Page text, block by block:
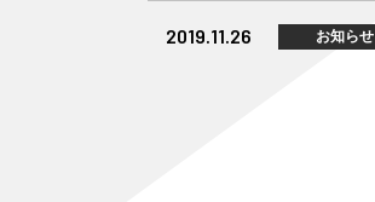
2019.11.26 お知らせ